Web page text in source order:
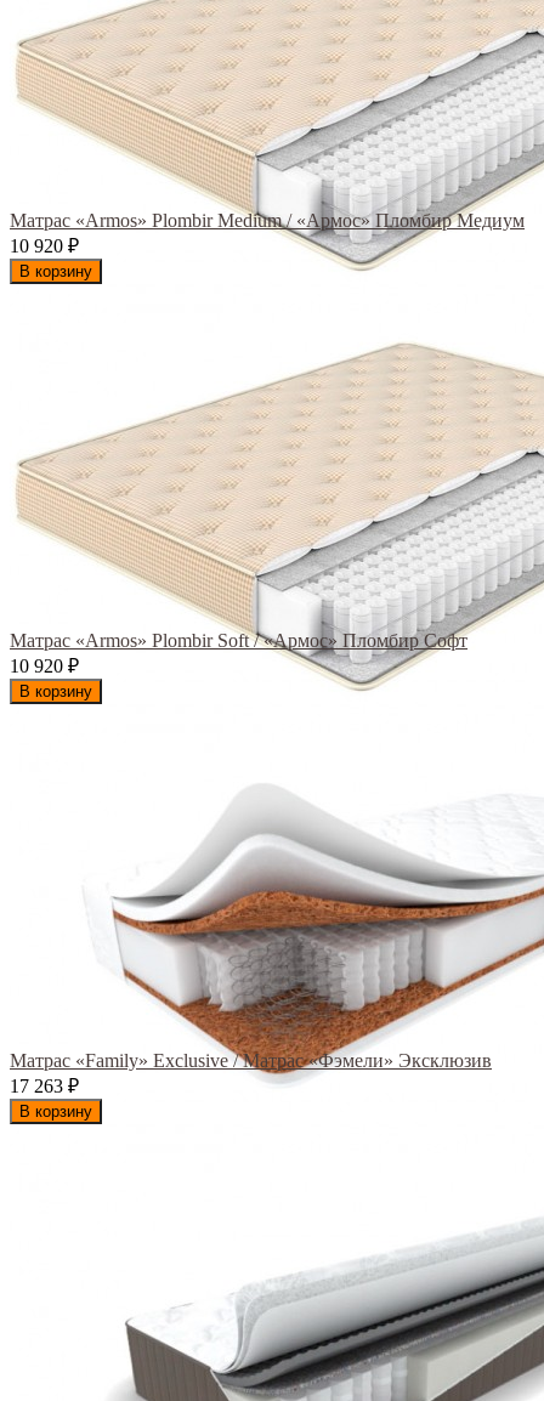
Матрас «Armos» Plombir Medium / «Армос» Пломбир Медиум
10 920 ₽
В корзину
Матрас «Armos» Plombir Soft / «Армос» Пломбир Софт
10 920 ₽
В корзину
Матрас «Family» Exclusive / Матрас «Фэмели» Эксклюзив
17 263 ₽
В корзину